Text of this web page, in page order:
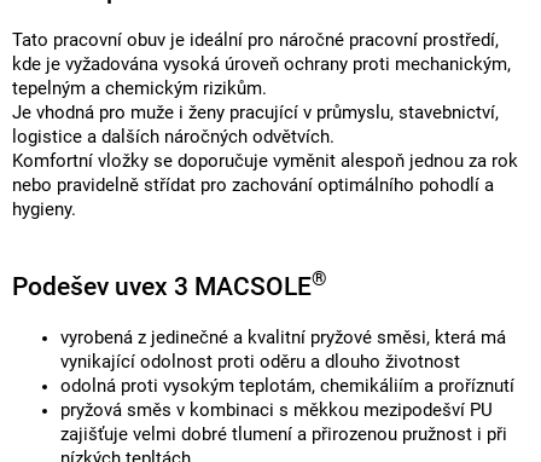
Tato pracovní obuv je ideální pro náročné pracovní prostředí,
kde je vyžadována vysoká úroveň ochrany proti mechanickým,
tepelným a chemickým rizikům.
Je vhodná pro muže i ženy pracující v průmyslu, stavebnictví,
logistice a dalších náročných odvětvích.
Komfortní vložky se doporučuje vyměnit alespoň jednou za rok
nebo pravidelně střídat pro zachování optimálního pohodlí a
hygieny.
Podešev uvex 3 MACSOLE®
vyrobená z jedinečné a kvalitní pryžové směsi, která má
vynikající odolnost proti oděru a dlouho životnost
odolná proti vysokým teplotám, chemikáliím a proříznutí
pryžová směs v kombinaci s měkkou mezipodešví PU
zajišťuje velmi dobré tlumení a přirozenou pružnost i při